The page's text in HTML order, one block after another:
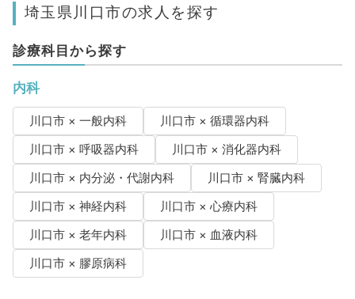
埼玉県川口市の求人を探す
診療科目から探す
内科
川口市 × 一般内科
川口市 × 循環器内科
川口市 × 呼吸器内科
川口市 × 消化器内科
川口市 × 内分泌・代謝内科
川口市 × 腎臓内科
川口市 × 神経内科
川口市 × 心療内科
川口市 × 老年内科
川口市 × 血液内科
川口市 × 膠原病科